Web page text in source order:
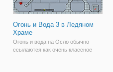
Огонь и Вода 3 в Ледяном
Храме
Огонь и вода на Осло обычно
ссылаются как очень классное